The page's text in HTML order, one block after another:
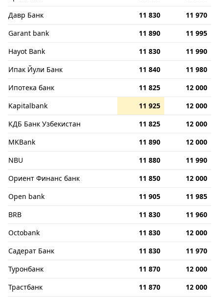
Давр Банк
11 830
11 970
Garant bank
11 890
11 995
Hayot Bank
11 830
11 990
Ипак Йули Банк
11 840
11 980
Ипотека банк
11 825
12 000
Kapitalbank
11 925
12 000
КДБ Банк Узбекистан
11 825
12 000
MKBank
11 890
12 000
NBU
11 880
11 990
Ориент Финанс банк
11 850
12 000
Open bank
11 905
11 985
BRB
11 830
11 960
Octobank
11 830
12 000
Садерат Банк
11 830
11 970
Туронбанк
11 870
12 000
Трастбанк
11 870
12 000